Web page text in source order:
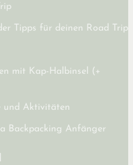
Tipps für deinen Road Trip
mit Kap-Halbinsel (+
und Aktivitäten
Backpacking Anfänger